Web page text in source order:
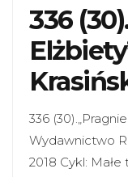
336
336
Wydawnictwo
2018 Cykl: